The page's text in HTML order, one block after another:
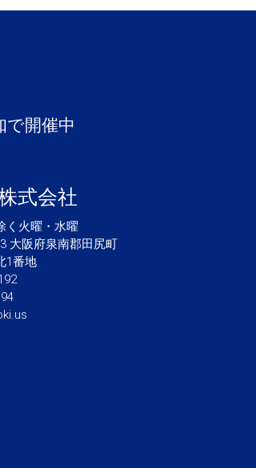
で開催中
式会社
く火曜・水曜
大阪府泉南郡田尻町
1番地